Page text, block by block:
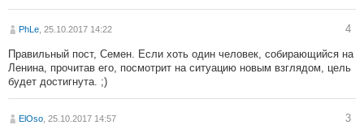
PhLe , 25.10.2017 14:22 4
Правильный пост, Семен. Если хоть один человек, собирающийся на
Ленина, прочитав его, посмотрит на ситуацию новым взглядом, цель
будет достигнута. ;)
ElOso , 25.10.2017 14:57 3